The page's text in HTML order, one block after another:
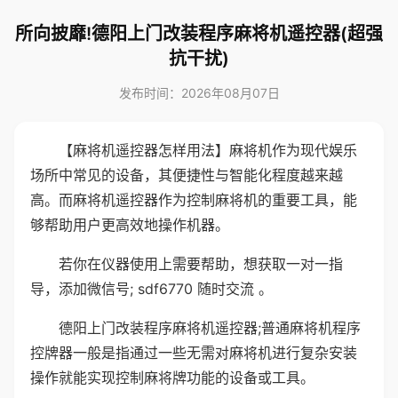
所向披靡!德阳上门改装程序麻将机遥控器(超强
抗干扰)
发布时间：2026年08月07日
【麻将机遥控器怎样用法】麻将机作为现代娱乐
场所中常见的设备，其便捷性与智能化程度越来越
高。而麻将机遥控器作为控制麻将机的重要工具，能
够帮助用户更高效地操作机器。
若你在仪器使用上需要帮助，想获取一对一指
导，添加微信号; sdf6770 随时交流 。
德阳上门改装程序麻将机遥控器;普通麻将机程序
控牌器一般是指通过一些无需对麻将机进行复杂安装
操作就能实现控制麻将牌功能的设备或工具。